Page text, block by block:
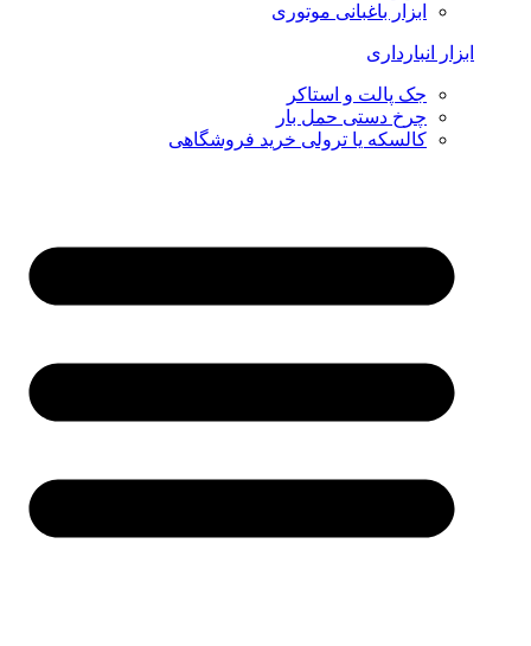
ابزار باغبانی موتوری
ابزار انبارداری
جک پالت و استاکر
چرخ دستی حمل بار
کالسکه یا ترولی خرید فروشگاهی